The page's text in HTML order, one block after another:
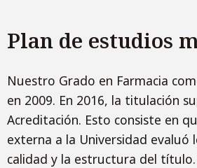
Plan de estudios
Nuestro Grado en Farmacia
en 2009. En 2016, la titulación
Acreditación. Esto consiste en
externa a la Universidad evaluó
calidad y la estructura del